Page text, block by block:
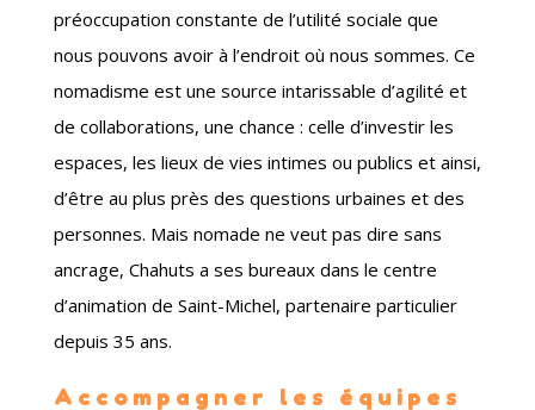
préoccupation constante de l’utilité sociale que
nous pouvons avoir à l’endroit où nous sommes. Ce
nomadisme est une source intarissable d’agilité et
de collaborations, une chance : celle d’investir les
espaces, les lieux de vies intimes ou publics et ainsi,
d’être au plus près des questions urbaines et des
personnes. Mais nomade ne veut pas dire sans
ancrage, Chahuts a ses bureaux dans le centre
d’animation de Saint-Michel, partenaire particulier
depuis 35 ans.
Accompagner les équipes